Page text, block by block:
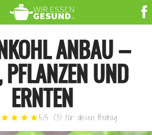
ANBAU –
PFLANZEN UND
ERNTEN
5/5 (3) für diesen Beitrag